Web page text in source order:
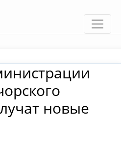
новые